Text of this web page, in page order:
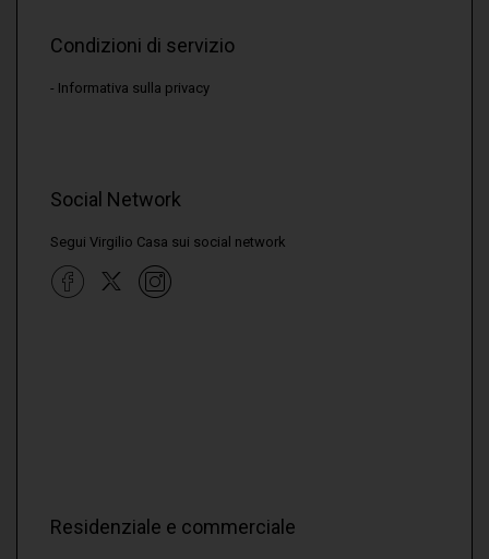
Condizioni di servizio
Informativa sulla privacy
Social Network
Segui Virgilio Casa sui social network
Residenziale e commerciale